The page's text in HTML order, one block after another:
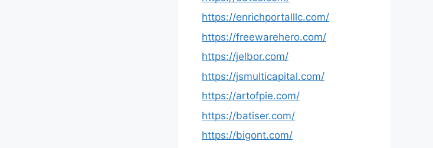
https://enrichportalllc.com/
https://freewarehero.com/
https://jelbor.com/
https://jsmulticapital.com/
https://artofpie.com/
https://batiser.com/
https://bigont.com/